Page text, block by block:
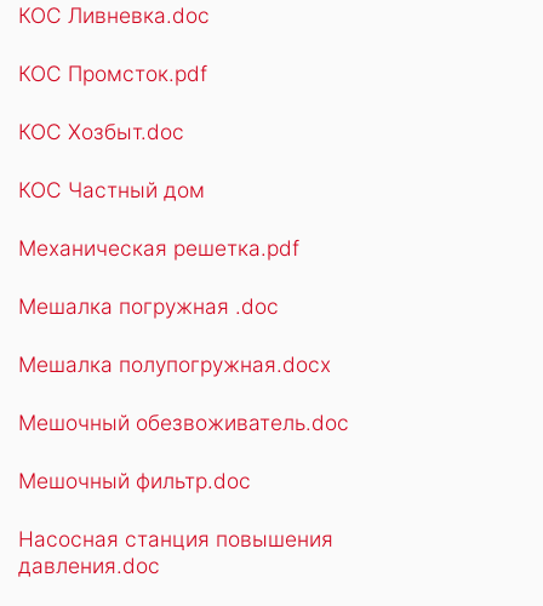
КОС Ливневка.doc
КОС Промсток.pdf
КОС Хозбыт.doc
КОС Частный дом
Механическая решетка.pdf
Мешалка погружная .doc
Мешалка полупогружная.docx
Мешочный обезвоживатель.doc
Мешочный фильтр.doc
Насосная станция повышения
давления.doc